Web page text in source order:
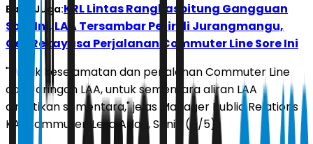
Baca Juga:KRL Lintas Rangkasbitung Gangguan
Sore Ini, LAA Tersambar Petir di Jurangmangu,
Cek Rekayasa Perjalanan Commuter Line Sore Ini
"Untuk keselamatan dan perjalanan Commuter Line
dan Jaringan LAA, untuk sementara aliran LAA
dimatikan sementara," jelas Manager Public Relations
KAI Commuter, Leza Arlan, Senin (4/5).